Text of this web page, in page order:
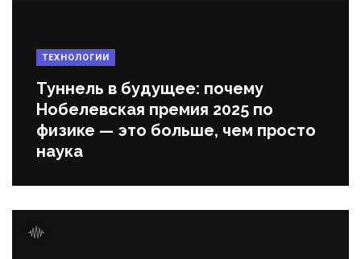
ТЕХНОЛОГИИ
Туннель в будущее: почему
Нобелевская премия 2025 по
физике — это больше, чем просто
наука